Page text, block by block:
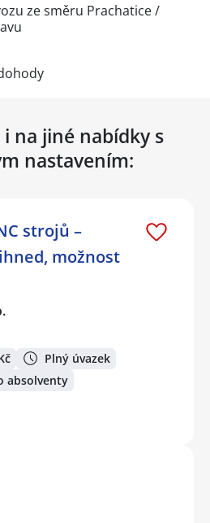
ze směru Prachatice /
i na jiné nabídky s
nastavením:
strojů –
možnost
Plný úvazek
absolventy